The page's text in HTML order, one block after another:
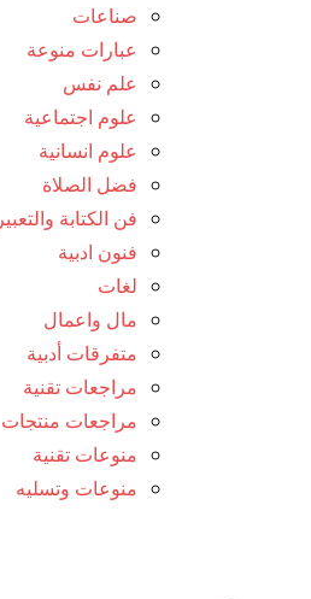
صناعات
عبارات منوعة
علم نفس
علوم اجتماعية
علوم انسانية
فضل الصلاة
فن الكتابة والتعبير
فنون ادبية
لغات
مال واعمال
متفرقات أدبية
مراجعات تقنية
مراجعات منتجات
منوعات تقنية
منوعات وتسليه